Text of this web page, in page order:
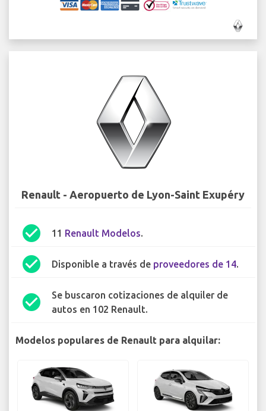
Renault - Aeropuerto de Lyon-Saint Exupéry
check_circle 11 Renault Modelos.
check_circle Disponible a través de proveedores de 14.
check_circle
Se buscaron cotizaciones de alquiler de
autos en 102 Renault.
Modelos populares de Renault para alquilar: